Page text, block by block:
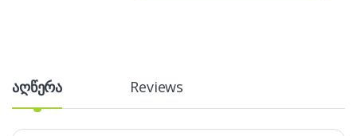
აღწერა Reviews